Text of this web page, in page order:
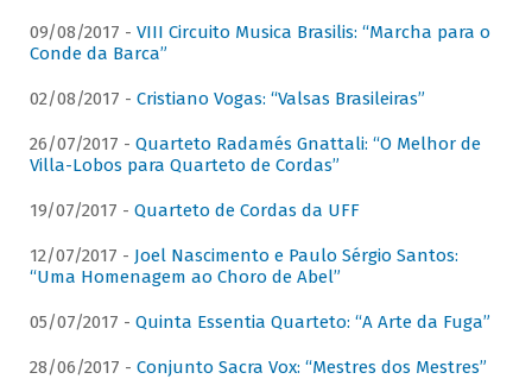
09/08/2017 - VIII Circuito Musica Brasilis: “Marcha para o
Conde da Barca”
02/08/2017 - Cristiano Vogas: “Valsas Brasileiras”
26/07/2017 - Quarteto Radamés Gnattali: “O Melhor de
Villa-Lobos para Quarteto de Cordas”
19/07/2017 - Quarteto de Cordas da UFF
12/07/2017 - Joel Nascimento e Paulo Sérgio Santos:
“Uma Homenagem ao Choro de Abel”
05/07/2017 - Quinta Essentia Quarteto: “A Arte da Fuga”
28/06/2017 - Conjunto Sacra Vox: “Mestres dos Mestres”